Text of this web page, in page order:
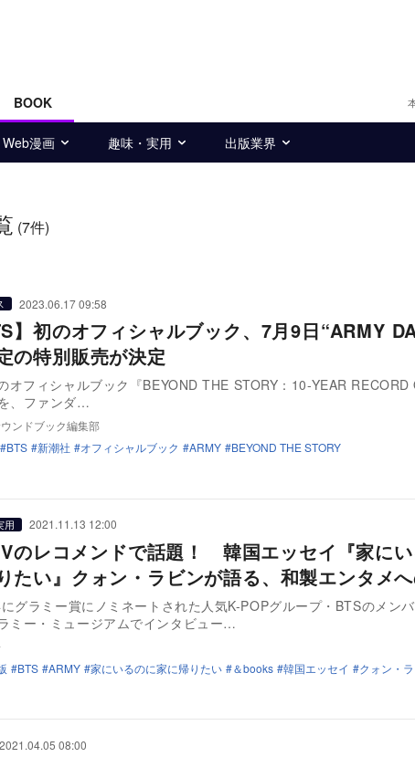
BOOK
Web漫画 趣味・実用 出版業界
(7件)
2023.06.17 09:58
】初のオフィシャルブック、7月9日“ARMY
の特別販売が決定
オフィシャルブック『BEYOND THE STORY：10-YEAR RECORD
、ファンダ…
ンドブック編集部
BTS 新潮社 オフィシャルブック ARMY BEYOND THE STORY
用 2021.11.13 12:00
のレコメンドで話題！ 韓国エッセイ『家に
たい』クォン・ラビンが語る、和製エンタメ
グラミー賞にノミネートされた人気K-POPグループ・BTSのメン
ミー・ミュージアムでインタビュー…
BTS ARMY 家にいるのに家に帰りたい ＆books 韓国エッセイ クォン・
2021.04.05 08:00